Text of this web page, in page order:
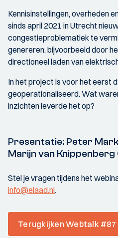
Kennisinstellingen, overheden
sinds april 2021 in Utrecht
congestieproblematiek te
genereren, bijvoorbeeld door
directioneel laden van
In het project is voor het eerst
geoperationaliseerd. Wat
inzichten leverde het op?
Presentatie: Peter
Marijn van Knippenberg
Stel je vragen tijdens het
info@elaad.nl.
Terugkijken Webtalk #87